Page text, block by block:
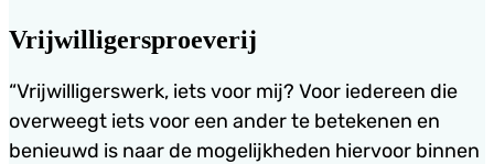
Vrijwilligersproeverij
“Vrijwilligerswerk, iets voor mij? Voor iedereen die
overweegt iets voor een ander te betekenen en
benieuwd is naar de mogelijkheden hiervoor binnen